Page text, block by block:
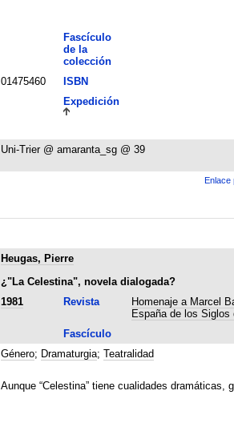
Fascículo
de la
colección
01475460
ISBN
Expedición
Uni-Trier @ amaranta_sg @ 39
Enlace
Heugas, Pierre
¿"La Celestina", novela dialogada?
1981 Revista
Homenaje a Marcel
España de los Siglos
Fascículo
Género; Dramaturgia; Teatralidad
Aunque “Celestina” tiene cualidades